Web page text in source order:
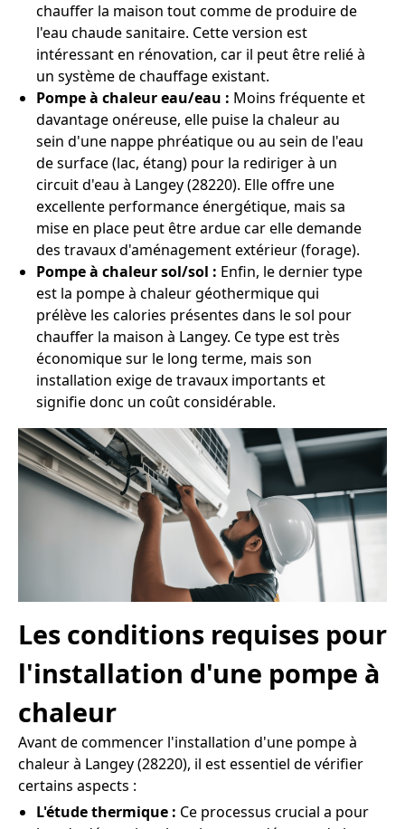
chauffer la maison tout comme de produire de
l'eau chaude sanitaire. Cette version est
intéressant en rénovation, car il peut être relié à
un système de chauffage existant.
Pompe à chaleur eau/eau : Moins fréquente et
davantage onéreuse, elle puise la chaleur au
sein d'une nappe phréatique ou au sein de l'eau
de surface (lac, étang) pour la rediriger à un
circuit d'eau à Langey (28220). Elle offre une
excellente performance énergétique, mais sa
mise en place peut être ardue car elle demande
des travaux d'aménagement extérieur (forage).
Pompe à chaleur sol/sol : Enfin, le dernier type
est la pompe à chaleur géothermique qui
prélève les calories présentes dans le sol pour
chauffer la maison à Langey. Ce type est très
économique sur le long terme, mais son
installation exige de travaux importants et
signifie donc un coût considérable.
Les conditions requises pour
l'installation d'une pompe à
chaleur
Avant de commencer l'installation d'une pompe à
chaleur à Langey (28220), il est essentiel de vérifier
certains aspects :
L'étude thermique : Ce processus crucial a pour